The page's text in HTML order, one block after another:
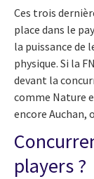
Ces trois
place dans le
la puissance de
physique. Si la
devant la
comme Nature
encore Auchan,
players ?